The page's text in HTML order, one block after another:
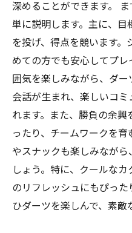
深めることができます。
単に説明します。主に、
を投げ、得点を競います。
めての方でも安心してプ
囲気を楽しみながら、ダ
会話が生まれ、楽しいコ
れます。また、勝負の余
ったり、チームワークを育
やスナックも楽しみなが
しょう。特に、クールな
のリフレッシュにもぴっ
ひダーツを楽しんで、素敵